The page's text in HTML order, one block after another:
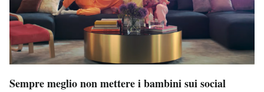
Sempre meglio non mettere i bambini sui social